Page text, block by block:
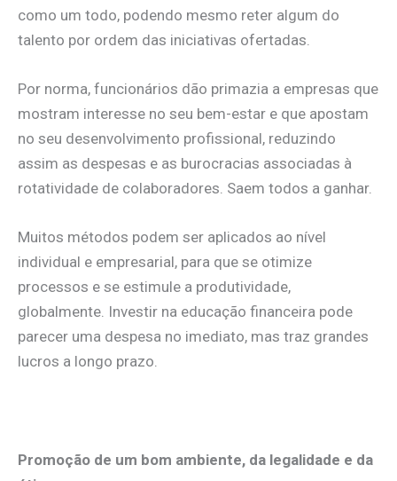
como um todo, podendo mesmo reter algum do
talento por ordem das iniciativas ofertadas.
Por norma, funcionários dão primazia a empresas que
mostram interesse no seu bem-estar e que apostam
no seu desenvolvimento profissional, reduzindo
assim as despesas e as burocracias associadas à
rotatividade de colaboradores. Saem todos a ganhar.
Muitos métodos podem ser aplicados ao nível
individual e empresarial, para que se otimize
processos e se estimule a produtividade,
globalmente. Investir na educação financeira pode
parecer uma despesa no imediato, mas traz grandes
lucros a longo prazo.
Promoção de um bom ambiente, da legalidade e da